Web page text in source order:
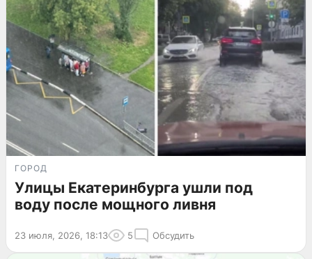
ГОРОД
Улицы Екатеринбурга ушли под
воду после мощного ливня
23 июля, 2026, 18:13 5 Обсудить